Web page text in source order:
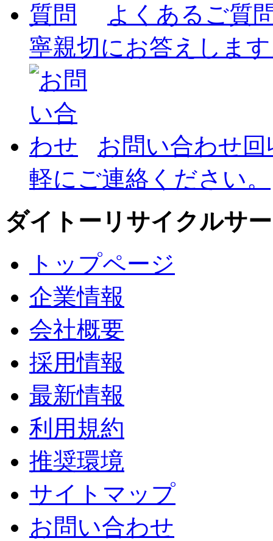
よくあるご質
寧親切にお答えしま
お問い合わせ
軽にご連絡ください。
ダイトーリサイクルサ
トップページ
企業情報
会社概要
採用情報
最新情報
利用規約
推奨環境
サイトマップ
お問い合わせ